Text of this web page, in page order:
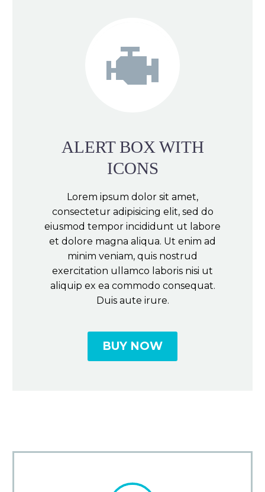


ALERT BOX WITH
ICONS
Lorem ipsum dolor sit amet,
consectetur adipisicing elit, sed do
eiusmod tempor incididunt ut labore
et dolore magna aliqua. Ut enim ad
minim veniam, quis nostrud
exercitation ullamco laboris nisi ut
aliquip ex ea commodo consequat.
Duis aute irure.
BUY NOW